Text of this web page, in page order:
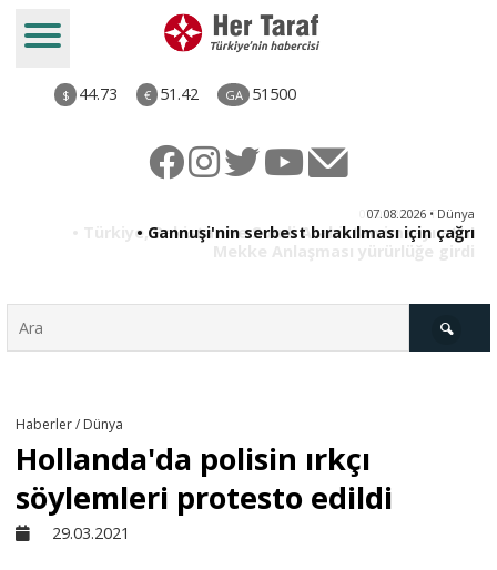
$ 44.73 € 51.42 GA 51500
07.08.2026 • Dünya
• Gannuşi'nin serbest bırakılması için çağrı
Haberler / Dünya
Hollanda'da polisin ırkçı
söylemleri protesto edildi
29.03.2021